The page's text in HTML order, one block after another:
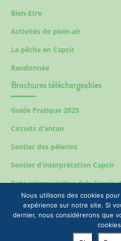
Bien-Etre
Activités de plein-air
La pêche en Capcir
Randonnée
Brochures téléchargeables
Guide Pratique 2025
Circuits d’antan
Sentier des pélerins
Sentier d’interprétation Capcir
Ruta interpretativa dels Capcir
© 2023 EPIC Tourisme &
Nous utilisons des cookies
expérience sur notre site. Si
dernier, nous considérerons que